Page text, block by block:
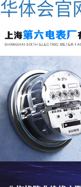
华体会官